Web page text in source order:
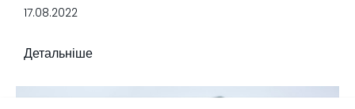
17.08.2022
Детальніше